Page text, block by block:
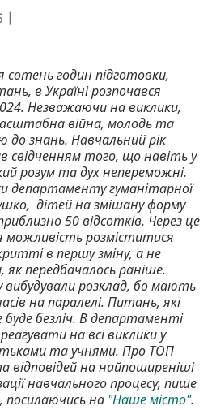
|
сотень годин підготовки,
в Україні розпочався
Незважаючи на виклики,
війна, молодь та
до знань. Навчальний рік
свідченням того, що навіть у
розум та дух непереможні.
департаменту гуманітарної
дітей на змішану форму
50 відсотків. Через це
можливість розміститися
в першу зміну, а не
передбачалось раніше.
вибудували розклад, бо мають
на паралелі. Питань, які
безліч. В департаменті
на всі виклики у
та учнями. Про ТОП
на найпоширеніші
навчального процесу, пише
, посилаючись на "Наше місто".